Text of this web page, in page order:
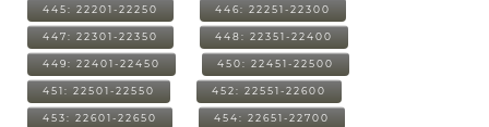
445: 22201-22250 446: 22251-22300
447: 22301-22350 448: 22351-22400
449: 22401-22450 450: 22451-22500
451: 22501-22550 452: 22551-22600
453: 22601-22650 454: 22651-22700